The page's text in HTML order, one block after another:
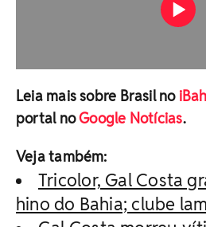
Leia mais sobre Brasil no
portal noGoogle Notícias.
Veja também:
Tricolor, Gal Costa
hino do Bahia; clube